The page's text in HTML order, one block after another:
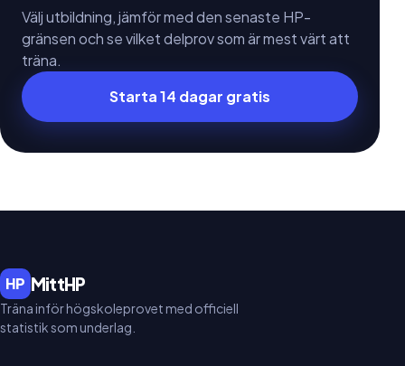
Välj utbildning, jämför med den senaste HP-
gränsen och se vilket delprov som är mest värt att
träna.
Starta 14 dagar gratis
HP MittHP
Träna inför högskoleprovet med officiell
statistik som underlag.